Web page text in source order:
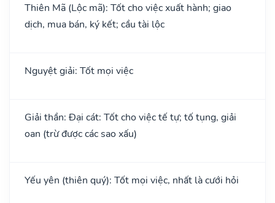
Thiên Mã (Lộc mã): Tốt cho việc xuất hành; giao
dịch, mua bán, ký kết; cầu tài lộc
Nguyệt giải: Tốt mọi việc
Giải thần: Đại cát: Tốt cho việc tế tự; tố tụng, giải
oan (trừ được các sao xấu)
Yếu yên (thiên quý): Tốt mọi việc, nhất là cưới hỏi